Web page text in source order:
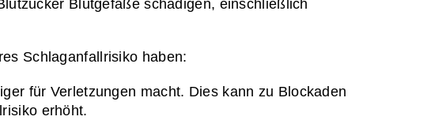
Blutgefäße schädigen, einschließlich
Schlaganfallrisiko haben:
für Verletzungen macht. Dies kann zu Blockaden
erhöht.